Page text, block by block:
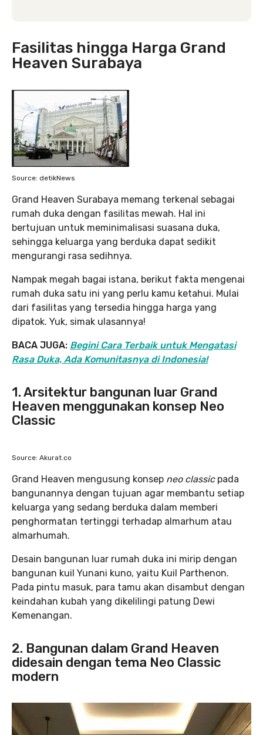
Fasilitas hingga Harga Grand
Heaven Surabaya
Source: detikNews
Grand Heaven Surabaya memang terkenal sebagai
rumah duka dengan fasilitas mewah. Hal ini
bertujuan untuk meminimalisasi suasana duka,
sehingga keluarga yang berduka dapat sedikit
mengurangi rasa sedihnya.
Nampak megah bagai istana, berikut fakta mengenai
rumah duka satu ini yang perlu kamu ketahui. Mulai
dari fasilitas yang tersedia hingga harga yang
dipatok. Yuk, simak ulasannya!
BACA JUGA: Begini Cara Terbaik untuk Mengatasi
Rasa Duka, Ada Komunitasnya di Indonesia!
1. Arsitektur bangunan luar Grand
Heaven menggunakan konsep Neo
Classic
Source: Akurat.co
Grand Heaven mengusung konsep neo classic pada
bangunannya dengan tujuan agar membantu setiap
keluarga yang sedang berduka dalam memberi
penghormatan tertinggi terhadap almarhum atau
almarhumah.
Desain bangunan luar rumah duka ini mirip dengan
bangunan kuil Yunani kuno, yaitu Kuil Parthenon.
Pada pintu masuk, para tamu akan disambut dengan
keindahan kubah yang dikelilingi patung Dewi
Kemenangan.
2. Bangunan dalam Grand Heaven
didesain dengan tema Neo Classic
modern